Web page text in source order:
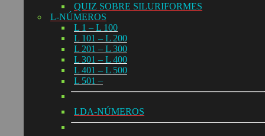
QUIZ SOBRE SILURIFORMES
L-NÚMEROS
L 1 – L 100
L 101 – L 200
L 201 – L 300
L 301 – L 400
L 401 – L 500
L 501 –
LDA-NÚMEROS